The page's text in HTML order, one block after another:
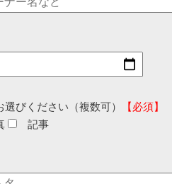
びください（複数可）
【必須】
記事